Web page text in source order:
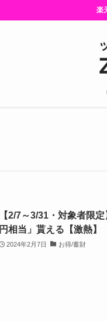
楽天モバ
【2/7～3/31・対象者限
円相当」貰える【激熱】
2024年2月7日 お得/蓄財